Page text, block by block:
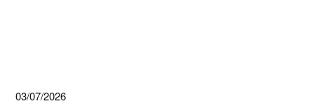
03/07/2026